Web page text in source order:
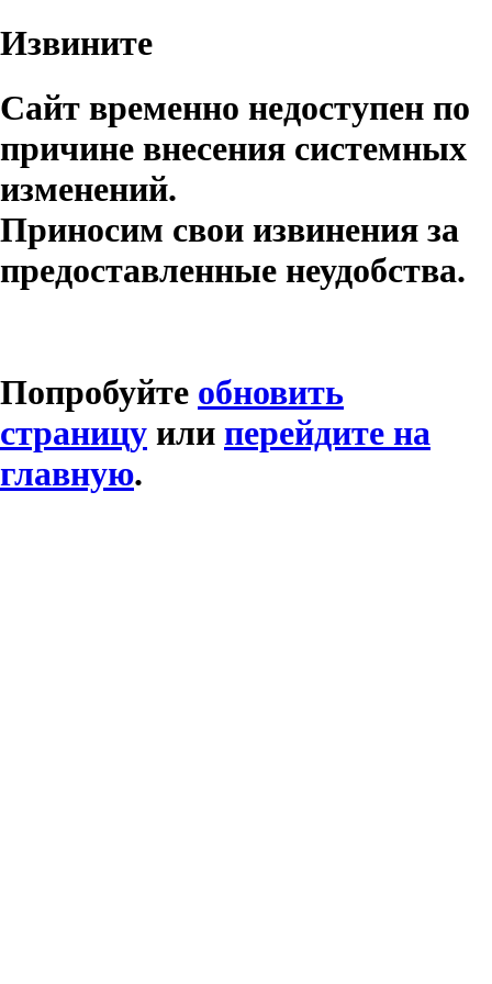
Извините
Сайт временно недоступен по
причине внесения системных
изменений.
Приносим свои извинения за
предоставленные неудобства.
Попробуйте обновить
страницу или перейдите на
главную.